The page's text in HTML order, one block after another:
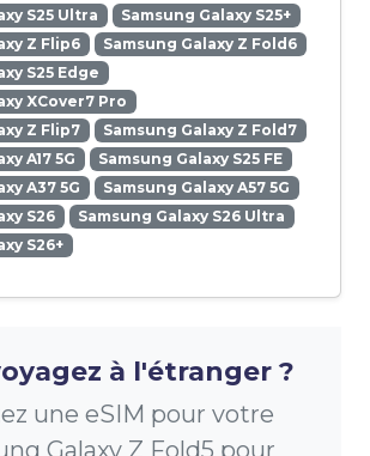
S25 Ultra
Samsung Galaxy S25+
Z Flip6
Samsung Galaxy Z Fold6
S25 Edge
XCover7 Pro
Z Flip7
Samsung Galaxy Z Fold7
A17 5G
Samsung Galaxy S25 FE
A37 5G
Samsung Galaxy A57 5G
S26
Samsung Galaxy S26 Ultra
S26+
à l'étranger ?
une eSIM pour votre
Galaxy Z Fold5 pour